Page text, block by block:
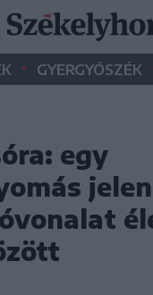
• GYERGYÓSZÉK
egy